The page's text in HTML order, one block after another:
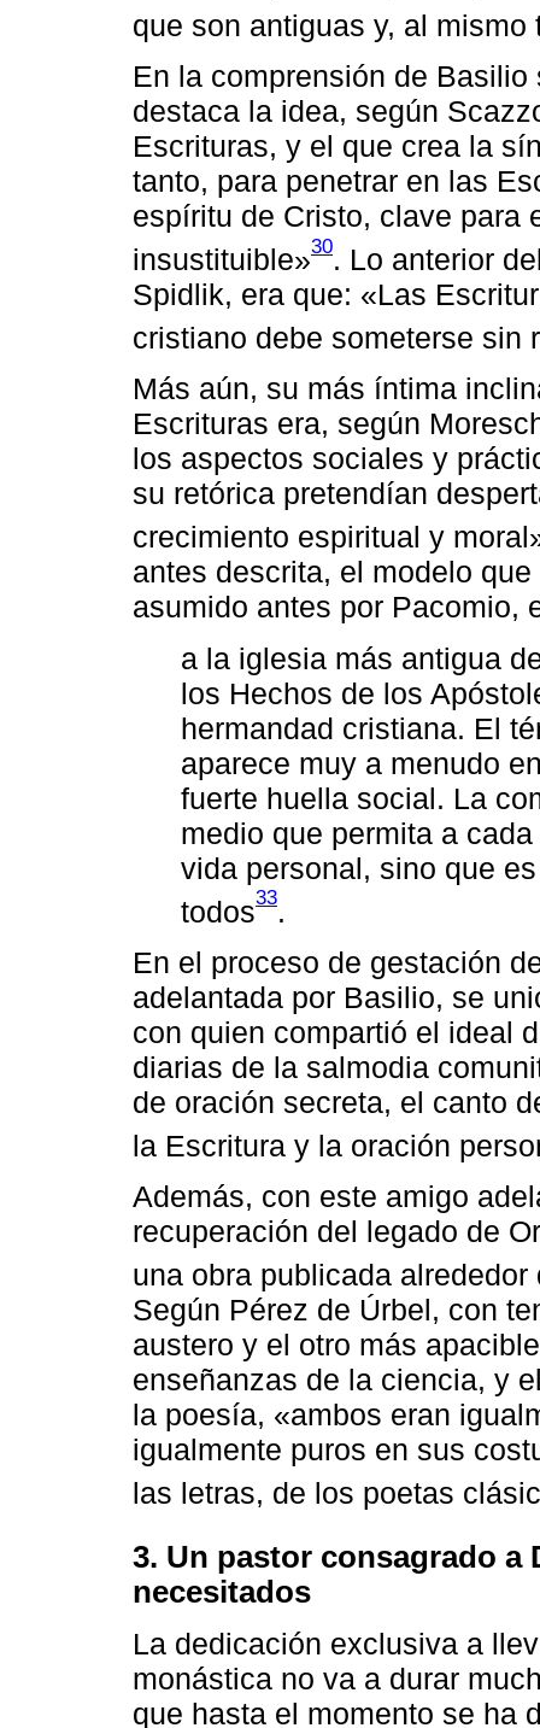
que son antiguas y, al
En la comprensión de
destaca la idea, según
Escrituras, y el que crea la
tanto, para penetrar en las
espíritu de Cristo, clave para
insustituible»30. Lo anterior
Spidlik, era que: «Las
cristiano debe someterse sin
Más aún, su más íntima
Escrituras era, según
los aspectos sociales y
su retórica pretendían
crecimiento espiritual y
antes descrita, el modelo
asumido antes por Pacomio,
a la iglesia más antigua
los Hechos de los
hermandad cristiana. El
aparece muy a menudo
fuerte huella social. La
medio que permita a
vida personal, sino que
todos33.
En el proceso de gestación
adelantada por Basilio, se
con quien compartió el ideal
diarias de la salmodia
de oración secreta, el canto
la Escritura y la oración
Además, con este amigo
recuperación del legado de
una obra publicada
Según Pérez de Úrbel, con
austero y el otro más
enseñanzas de la ciencia, y
la poesía, «ambos eran
igualmente puros en sus
las letras, de los poetas
3. Un pastor consagrado a
necesitados
La dedicación exclusiva a
monástica no va a durar
que hasta el momento se ha